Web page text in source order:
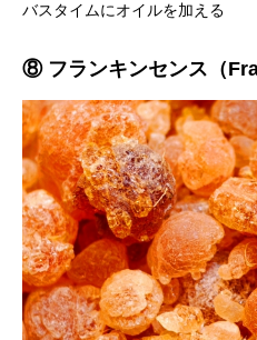
バスタイムにオイルを加える
⑧ フランキンセンス（